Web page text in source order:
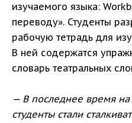
изучаемого языка:
переводу». Студенты
рабочую тетрадь для
В ней содержатся
словарь театральных
— В последнее время
студенты стали